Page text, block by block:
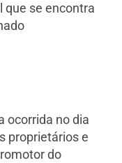
que se encontra
ocorrida no dia
proprietários e
do